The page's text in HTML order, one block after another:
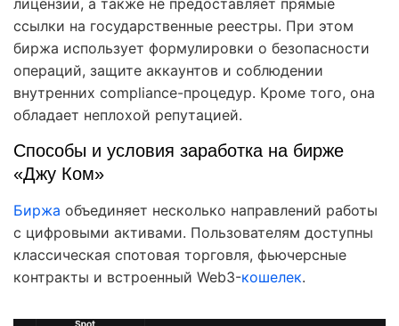
ссылки на государственные реестры. При этом
биржа использует формулировки о безопасности
операций, защите аккаунтов и соблюдении
внутренних compliance-процедур. Кроме того, она
обладает неплохой репутацией.
Способы и условия заработка на бирже
«Джу Ком»
Биржа объединяет несколько направлений работы
с цифровыми активами. Пользователям доступны
классическая спотовая торговля, фьючерсные
контракты и встроенный Web3-кошелек.